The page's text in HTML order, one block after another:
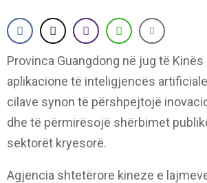
Provinca Guangdong në jug të Kinës
aplikacione të inteligjencës
cilave synon të përshpejtojë
dhe të përmirësojë shërbimet
sektorët kryesorë.
Agjencia shtetërore kineze e